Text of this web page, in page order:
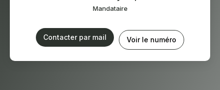
Mandataire
Contacter par mail Voir le numéro